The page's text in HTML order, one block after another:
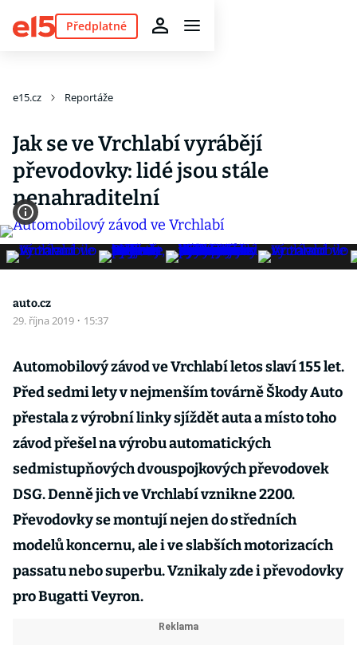
Předplatné
e15.cz Reportáže
Jak se ve Vrchlabí vyrábějí
převodovky: lidé jsou stále
nenahraditelní
auto.cz
29. října 2019 · 15:37
Automobilový závod ve Vrchlabí letos slaví 155 let.
Před sedmi lety v nejmenším továrně Škody Auto
přestala z výrobní linky sjíždět auta a místo toho
závod přešel na výrobu automatických
sedmistupňových dvouspojkových převodovek
DSG. Denně jich ve Vrchlabí vznikne 2200.
Převodovky se montují nejen do středních
modelů koncernu, ale i ve slabších motorizacích
passatu nebo superbu. Vznikaly zde i převodovky
pro Bugatti Veyron.